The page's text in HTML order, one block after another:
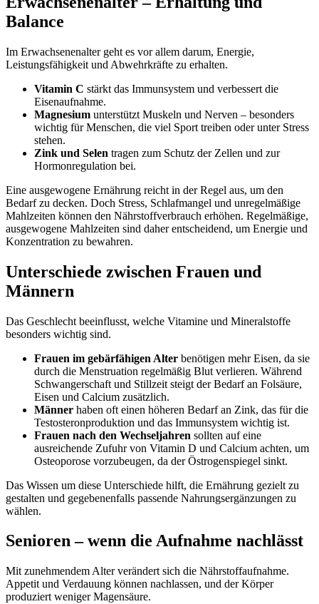
Balance
Im Erwachsenenalter geht es vor allem darum, Energie,
Leistungsfähigkeit und Abwehrkräfte zu erhalten.
Vitamin C stärkt das Immunsystem und verbessert die
Eisenaufnahme.
Magnesium unterstützt Muskeln und Nerven – besonders
wichtig für Menschen, die viel Sport treiben oder unter Stress
stehen.
Zink und Selen tragen zum Schutz der Zellen und zur
Hormonregulation bei.
Eine ausgewogene Ernährung reicht in der Regel aus, um den
Bedarf zu decken. Doch Stress, Schlafmangel und unregelmäßige
Mahlzeiten können den Nährstoffverbrauch erhöhen. Regelmäßige,
ausgewogene Mahlzeiten sind daher entscheidend, um Energie und
Konzentration zu bewahren.
Unterschiede zwischen Frauen und
Männern
Das Geschlecht beeinflusst, welche Vitamine und Mineralstoffe
besonders wichtig sind.
Frauen im gebärfähigen Alter benötigen mehr Eisen, da sie
durch die Menstruation regelmäßig Blut verlieren. Während
Schwangerschaft und Stillzeit steigt der Bedarf an Folsäure,
Eisen und Calcium zusätzlich.
Männer haben oft einen höheren Bedarf an Zink, das für die
Testosteronproduktion und das Immunsystem wichtig ist.
Frauen nach den Wechseljahren sollten auf eine
ausreichende Zufuhr von Vitamin D und Calcium achten, um
Osteoporose vorzubeugen, da der Östrogenspiegel sinkt.
Das Wissen um diese Unterschiede hilft, die Ernährung gezielt zu
gestalten und gegebenenfalls passende Nahrungsergänzungen zu
wählen.
Senioren – wenn die Aufnahme nachlässt
Mit zunehmendem Alter verändert sich die Nährstoffaufnahme.
Appetit und Verdauung können nachlassen, und der Körper
produziert weniger Magensäure.